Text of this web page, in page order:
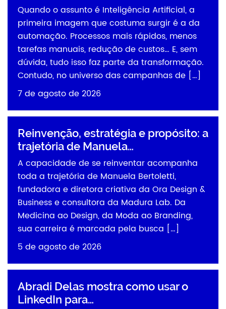
Quando o assunto é Inteligência Artificial, a
primeira imagem que costuma surgir é a da
automação. Processos mais rápidos, menos
tarefas manuais, redução de custos… E, sem
dúvida, tudo isso faz parte da transformação.
Contudo, no universo das campanhas de […]
7 de agosto de 2026
Reinvenção, estratégia e propósito: a
trajetória de Manuela…
A capacidade de se reinventar acompanha
toda a trajetória de Manuela Bertoletti,
fundadora e diretora criativa da Ora Design &
Business e consultora da Madura Lab. Da
Medicina ao Design, da Moda ao Branding,
sua carreira é marcada pela busca […]
5 de agosto de 2026
Abradi Delas mostra como usar o
LinkedIn para…